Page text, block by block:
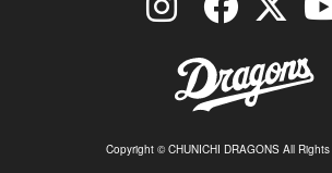
Copyright © CHUNICHI DRAGONS All Rights